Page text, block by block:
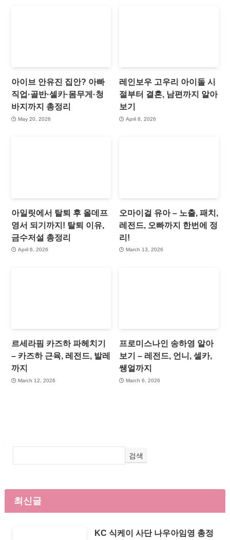
아이브 안유진 집안? 아빠
직업·골반·셀카·몸무게·청
바지까지 총정리
May 20, 2026
레인보우 고우리 아이돌 시
절부터 결혼, 남편까지 알아
보기
April 8, 2026
아일릿에서 탈퇴 후 올데프
영서 되기까지! 탈퇴 이유,
금수저설 총정리
April 6, 2026
오마이걸 유아 – 노출, 패치,
레전드, 오빠까지 한번에 정
리!
March 13, 2026
르세라핌 카즈하 파헤치기
– 카즈하 근육, 레전드, 발레
까지
March 12, 2026
프로미스나인 송하영 알아
보기 – 레전드, 언니, 셀카,
쌩얼까지
March 6, 2026
검색
최신글
KC 식케이 사단 나우아임영 총정